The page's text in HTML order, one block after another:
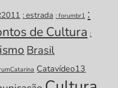
: estrada : forumbr1 :
de Cultura :
Brasil
Catavídeo13